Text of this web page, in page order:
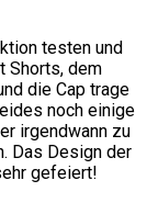
testen und
Shorts, dem
die Cap trage
noch einige
irgendwann zu
Das Design der
gefeiert!